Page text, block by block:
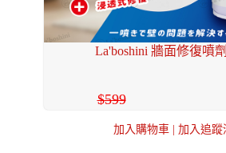
La'boshini 牆面修復噴
599
加入購物車 | 加入追蹤